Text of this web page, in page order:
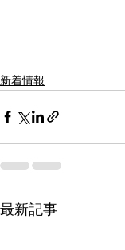
新着情報
最新記事